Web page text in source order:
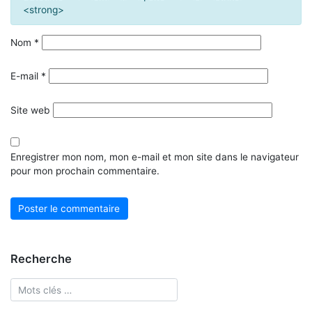
<strong>
Nom *
E-mail *
Site web
Enregistrer mon nom, mon e-mail et mon site dans le navigateur
pour mon prochain commentaire.
Recherche